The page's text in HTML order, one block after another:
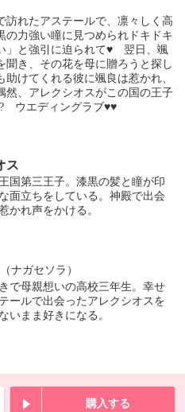
れたアステールで、凛々しく高
の力強い瞳に見つめられドキドキ
」と強引に迫られて♥ 翌日、颯
聞き、その花を母に贈ろうと探し
けてくれる彼に颯良は惹かれ、
然、アレクシオスがこの国の王子
ウエディングラブ♥♥
ス
国第三王子。漆黒の髪と瞳が印
面立ちをしている。神殿で出会
かれ声をかける。
（ナガセソラ）
で母親想いの高校三年生。幸せ
ールで出会ったアレクシオスを
いまま好きになる。
購入する